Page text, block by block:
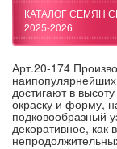
КАТАЛОГ СЕМЯН
2025-2026
Арт.20-174
достигают в
окраску и форму,
подковообразный
декоративное, как